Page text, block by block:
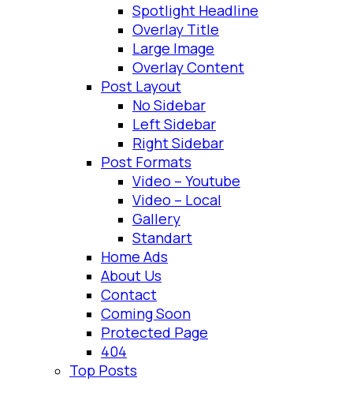
Spotlight Headline
Overlay Title
Large Image
Overlay Content
Post Layout
No Sidebar
Left Sidebar
Right Sidebar
Post Formats
Video – Youtube
Video – Local
Gallery
Standart
Home Ads
About Us
Contact
Coming Soon
Protected Page
404
Top Posts